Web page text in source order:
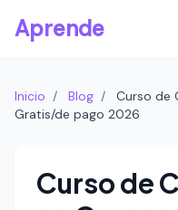
Aprende
Inicio / Blog /
Curso de
Gratis/de pago 2026
Curso de